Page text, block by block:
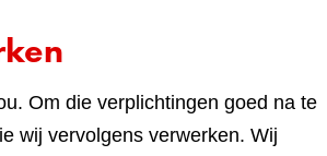
Om die verplichtingen goed na te
wij vervolgens verwerken. Wij